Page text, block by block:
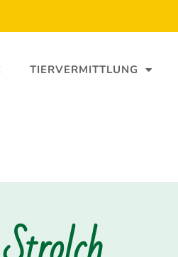
TIERVERMITTLUNG